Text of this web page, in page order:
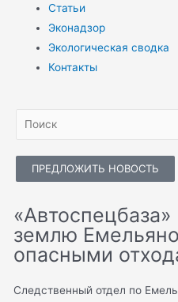
Статьи
Эконадзор
Экологическая сводка
Контакты
ПРЕДЛОЖИТЬ НОВОСТЬ
«Автоспецбаза»
землю
опасными
Следственный отдел по